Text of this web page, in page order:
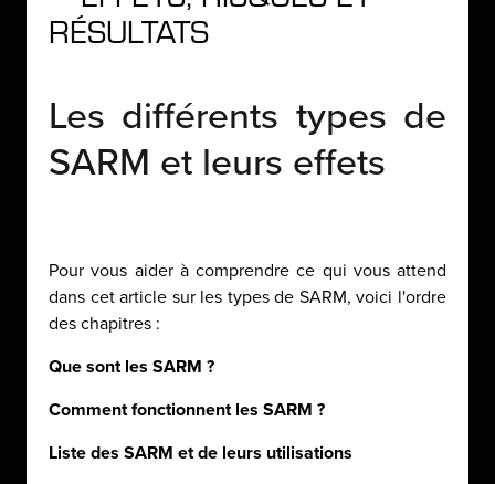
RÉSULTATS
Les différents types de
SARM et leurs effets
Pour vous aider à comprendre ce qui vous attend
dans cet article sur les types de SARM, voici l'ordre
des chapitres :
Que sont les SARM ?
Comment fonctionnent les SARM ?
Liste des SARM et de leurs utilisations